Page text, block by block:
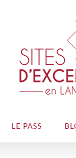
LE PASS